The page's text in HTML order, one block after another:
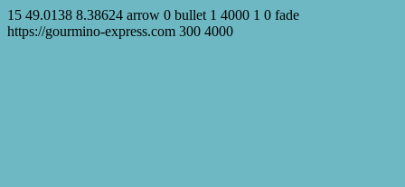
15 49.0138 8.38624 arrow 0 bullet 1 4000 1 0 fade
https://gourmino-express.com 300 4000